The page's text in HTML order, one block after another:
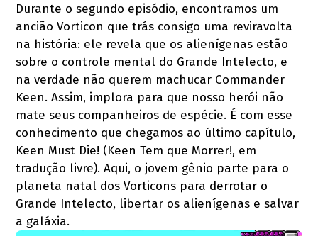
Durante o segundo episódio, encontramos um
ancião Vorticon que trás consigo uma reviravolta
na história: ele revela que os alienígenas estão
sobre o controle mental do Grande Intelecto, e
na verdade não querem machucar Commander
Keen. Assim, implora para que nosso herói não
mate seus companheiros de espécie. É com esse
conhecimento que chegamos ao último capítulo,
Keen Must Die! (Keen Tem que Morrer!, em
tradução livre). Aqui, o jovem gênio parte para o
planeta natal dos Vorticons para derrotar o
Grande Intelecto, libertar os alienígenas e salvar
a galáxia.